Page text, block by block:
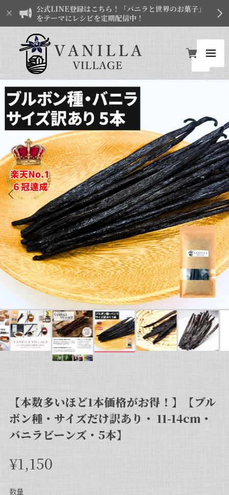
公式LINE登録はこちら！「バニラと世界のお菓子」
をテーマにレシピを定期配信中！
【本数多いほど1本価格がお得！】【ブル
ボン種・サイズだけ訳あり・ 11-14cm・
バニラビーンズ・5本】
¥1,150
数量